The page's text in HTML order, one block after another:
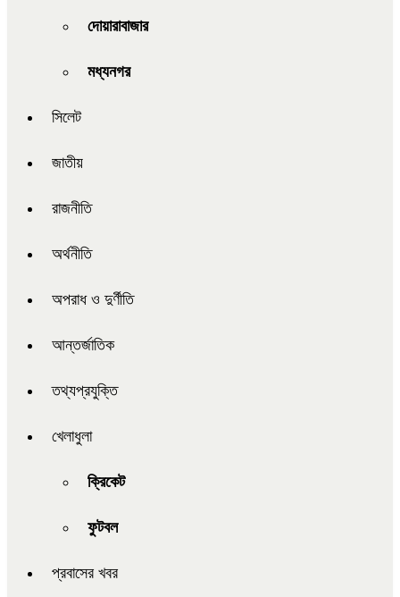
দোয়ারাবাজার
মধ্যনগর
সিলেট
জাতীয়
রাজনীতি
অর্থনীতি
অপরাধ ও দুর্ণীতি
আন্তর্জাতিক
তথ্যপ্রযুক্তি
খেলাধুলা
ক্রিকেট
ফুটবল
প্রবাসের খবর